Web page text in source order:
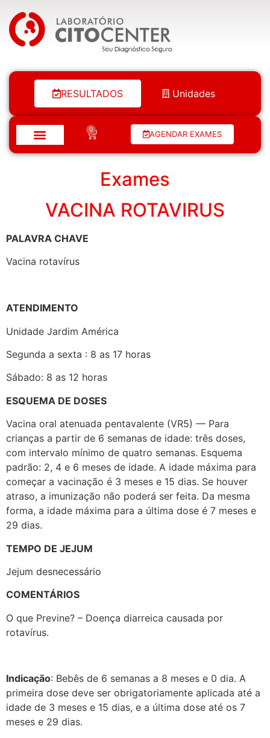
Laboratório Citocenter
RESULTADOS Unidades
0 AGENDAR EXAMES
Exames
VACINA ROTAVIRUS
PALAVRA CHAVE
Vacina rotavírus
ATENDIMENTO
Unidade Jardim América
Segunda a sexta : 8 as 17 horas
Sábado: 8 as 12 horas
ESQUEMA DE DOSES
Vacina oral atenuada pentavalente (VR5) — Para
crianças a partir de 6 semanas de idade: três doses,
com intervalo mínimo de quatro semanas. Esquema
padrão: 2, 4 e 6 meses de idade. A idade máxima para
começar a vacinação é 3 meses e 15 dias. Se houver
atraso, a imunização não poderá ser feita. Da mesma
forma, a idade máxima para a última dose é 7 meses e
29 dias.
TEMPO DE JEJUM
Jejum desnecessário
COMENTÁRIOS
O que Previne? – Doença diarreica causada por
rotavírus.
Indicação: Bebês de 6 semanas a 8 meses e 0 dia. A
primeira dose deve ser obrigatoriamente aplicada até a
idade de 3 meses e 15 dias, e a última dose até os 7
meses e 29 dias.